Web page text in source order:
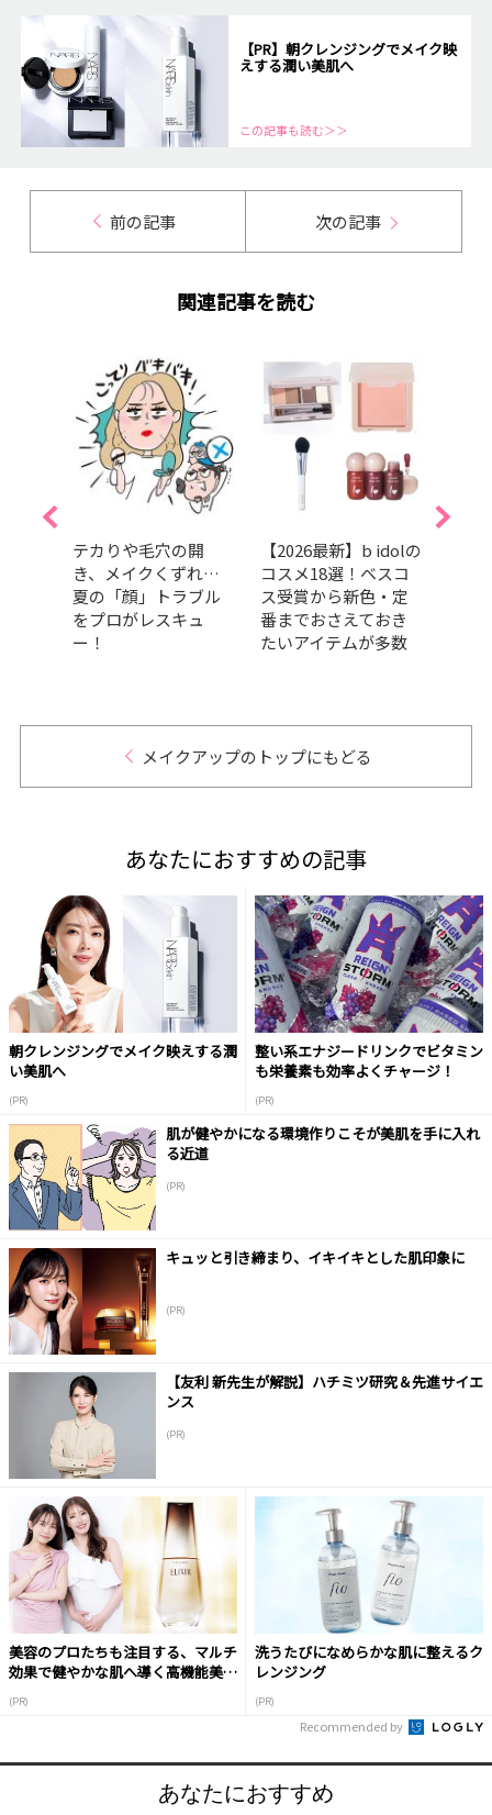
【PR】朝クレンジングでメイク映
えする潤い美肌へ
この記事も読む＞＞
前の記事 次の記事
関連記事を読む
テカりや毛穴の開
き、メイクくずれ…
夏の「顔」トラブル
をプロがレスキュ
ー！
【2026最新】b idolの
コスメ18選！ベスコ
ス受賞から新色・定
番までおさえておき
たいアイテムが多数
メイクアップのトップにもどる
あなたにおすすめの記事
朝クレンジングでメイク映えする潤
い美肌へ
(PR)
整い系エナジードリンクでビタミン
も栄養素も効率よくチャージ！
(PR)
肌が健やかになる環境作りこそが美肌を手に入れ
る近道
(PR)
キュッと引き締まり、イキイキとした肌印象に
(PR)
【友利 新先生が解説】ハチミツ研究＆先進サイエ
ンス
(PR)
美容のプロたちも注目する、マルチ
効果で健やかな肌へ導く高機能美容
(PR)
洗うたびになめらかな肌に整えるク
レンジング
(PR)
Recommended by
あなたにおすすめ